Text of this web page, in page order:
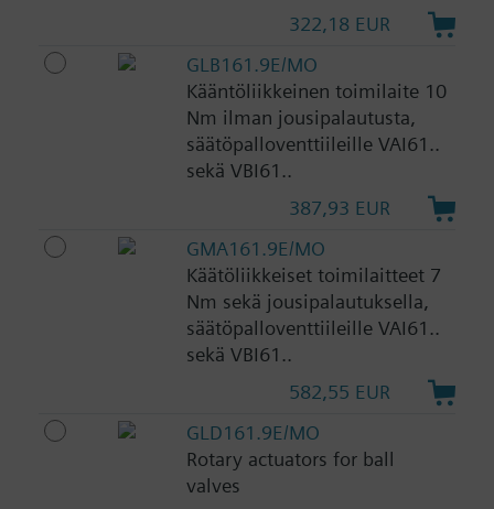
322,18 EUR
GLB161.9E/MO
Kääntöliikkeinen toimilaite 10
Nm ilman jousipalautusta,
säätöpalloventtiileille VAI61..
sekä VBI61..
387,93 EUR
GMA161.9E/MO
Käätöliikkeiset toimilaitteet 7
Nm sekä jousipalautuksella,
säätöpalloventtiileille VAI61..
sekä VBI61..
582,55 EUR
GLD161.9E/MO
Rotary actuators for ball
valves